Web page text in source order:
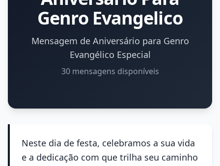
Genro Evangelico
Mensagem de Aniversário para Genro
Evangélico Especial
30 mensagens disponíveis
Neste dia de festa, celebramos a sua vida
e a dedicação com que trilha seu caminho